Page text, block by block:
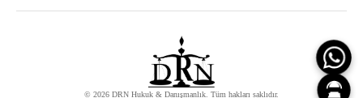
© 2026 DRN Hukuk & Danışmanlık. Tüm hakları saklıdır.